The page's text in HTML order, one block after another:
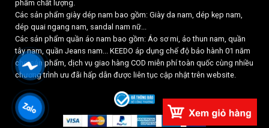
phẩm chất lượng.
Các sản phẩm giày dép nam bao gồm: Giày da nam, dép kẹp nam,
dép quai ngang nam, sandal nam nữ...
Các sản phẩm quần áo nam bao gồm: Áo sơ mi, áo thun nam, quần
tây nam, quần Jeans nam... KEEDO áp dụng chế độ bảo hành 01 năm
cho sản phẩm, dịch vụ giao hàng COD miễn phí toàn quốc cùng nhiều
chương trình ưu đãi hấp dẫn được liên tục cập nhật trên website.